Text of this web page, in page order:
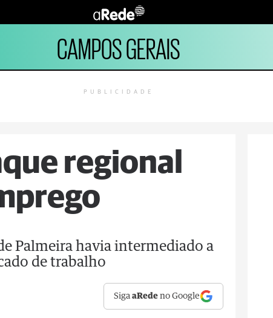
CAMPOS GERAIS
PUBLICIDADE
regional
Palmeira havia intermediado a
de trabalho
SigaaRede no Google